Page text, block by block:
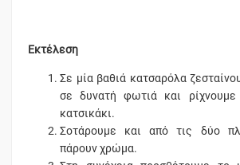
Εκτέλεση
Σε μία βαθιά κατσαρόλα
σε δυνατή φωτιά και
κατσικάκι.
Σοτάρουμε και από τις δύο
πάρουν χρώμα.